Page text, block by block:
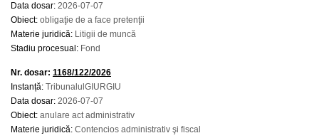
Data dosar: 2026-07-07
Obiect: obligaţie de a face pretenţii
Materie juridică: Litigii de muncă
Stadiu procesual: Fond
Nr. dosar: 1168/122/2026
Instanță: TribunalulGIURGIU
Data dosar: 2026-07-07
Obiect: anulare act administrativ
Materie juridică: Contencios administrativ şi fiscal